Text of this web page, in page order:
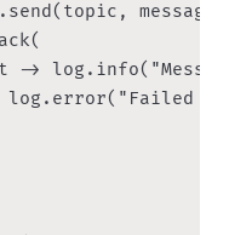
message)
->